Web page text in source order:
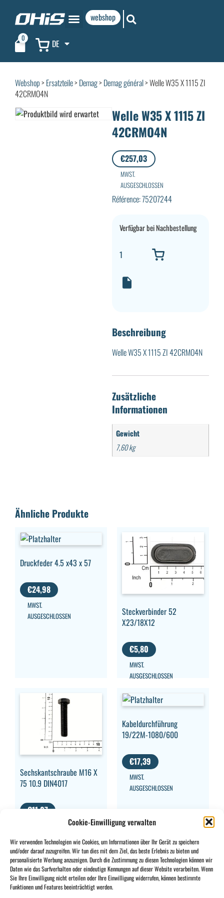
Cookie-Einwilligung verwalten
Wir verwenden Technologien wie Cookies, um Informationen über Ihr Gerät zu speichern
und/oder darauf zuzugreifen. Wir tun dies mit dem Ziel, das beste Erlebnis zu bieten und
personalisierte Werbung anzuzeigen. Durch die Zustimmung zu diesen Technologien können wir
Daten wie das Surfverhalten oder eindeutige Kennungen auf dieser Website verarbeiten. Wenn
Sie Ihre Einwilligung nicht erteilen oder Ihre Einwilligung widerrufen, können bestimmte
Funktionen und Features beeinträchtigt werden.
webshop
0 DE
Webshop> Ersatzteile> Demag> Demag général> Welle W35 X 1115 ZI
42CRMO4N
Welle W35 X 1115 ZI
42CRMO4N
€257,03
MWST.
AUSGESCHLOSSEN
Référence: 75207244
Verfügbar bei Nachbestellung
Beschreibung
Welle W35 X 1115 ZI 42CRMO4N
Zusätzliche
Informationen
Gewicht
7,60 kg
Ähnliche Produkte
Druckfeder 4.5 x43 x 57
€24,98
MWST.
AUSGESCHLOSSEN
Steckverbinder 52
X23/18X12
€5,80
MWST.
AUSGESCHLOSSEN
Sechskantschraube M16 X
75 10.9 DIN4017
€11,07
Kabeldurchführung
19/22M-1080/600
€17,39
MWST.
AUSGESCHLOSSEN
CONTACT INFO